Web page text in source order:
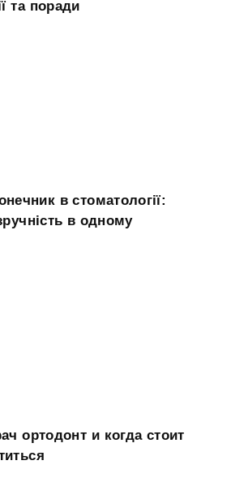
та поради
в стоматології:
в одному
ортодонт и когда стоит